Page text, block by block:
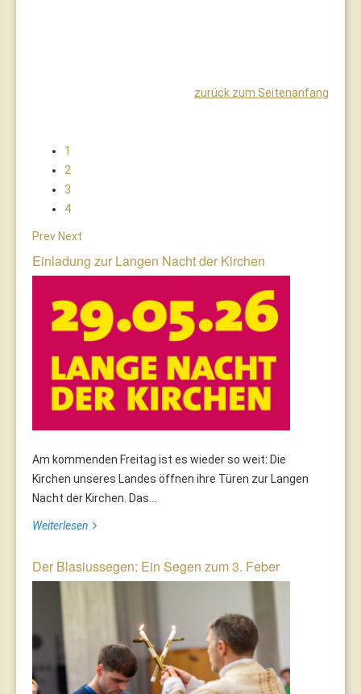
zurück zum Seitenanfang
1
2
3
4
PrevNext
Einladung zur Langen Nacht der Kirchen
Am kommenden Freitag ist es wieder so weit: Die
Kirchen unseres Landes öffnen ihre Türen zur Langen
Nacht der Kirchen. Das...
Weiterlesen
Der Blasiussegen: Ein Segen zum 3. Feber